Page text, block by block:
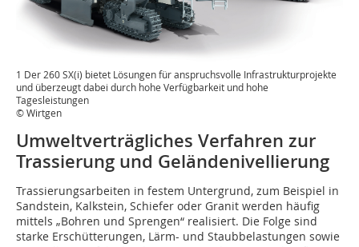
1 Der 260 SX(i) bietet Lösungen für anspruchsvolle Infrastrukturprojekte
und überzeugt dabei durch hohe Verfüg­barkeit und hohe
Tagesleistungen
© Wirtgen
Umweltverträgliches Verfahren zur
Trassierung und Geländenivellierung
Trassierungsarbeiten in festem Untergrund, zum Beispiel in
Sandstein, Kalkstein, Schiefer oder Granit werden häufig
mittels „Bohren und Sprengen“ realisiert. Die Folge sind
starke Erschütterungen, Lärm- und Staubbelastungen sowie